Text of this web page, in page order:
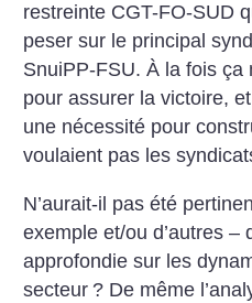
restreinte CGT-FO-SUD
peser sur le principal
SnuiPP-FSU. À la fois ça
pour assurer la victoire,
une nécessité pour
voulaient pas les
N’aurait-il pas été
exemple et/ou d’autres –
approfondie sur les
secteur ? De même